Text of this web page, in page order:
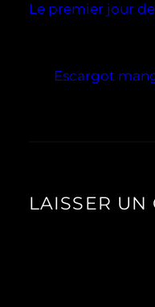
Le premier jour de
Escargot
LAISSER UN